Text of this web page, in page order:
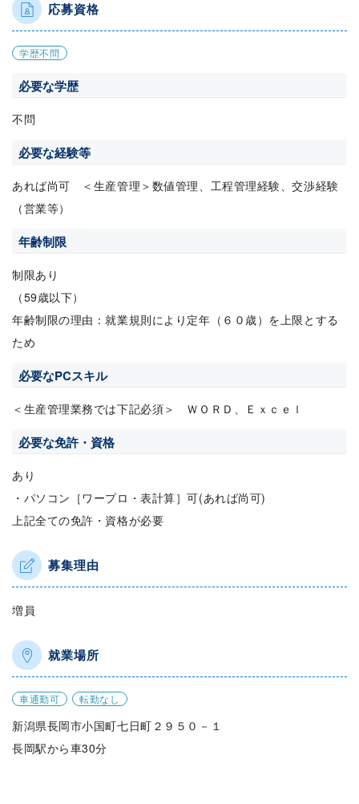
応募資格
学歴不問
必要な学歴
不問
必要な経験等
あれば尚可 ＜生産管理＞数値管理、工程管理経験、交渉経験
（営業等）
年齢制限
制限あり
（59歳以下）
年齢制限の理由：就業規則により定年（６０歳）を上限とする
ため
必要なPCスキル
＜生産管理業務では下記必須＞ ＷＯＲＤ、Ｅｘｃｅｌ
必要な免許・資格
あり
・パソコン［ワープロ・表計算］可(あれば尚可)
上記全ての免許・資格が必要
募集理由
増員
就業場所
車通勤可 転勤なし
新潟県長岡市小国町七日町２９５０－１
長岡駅から車30分